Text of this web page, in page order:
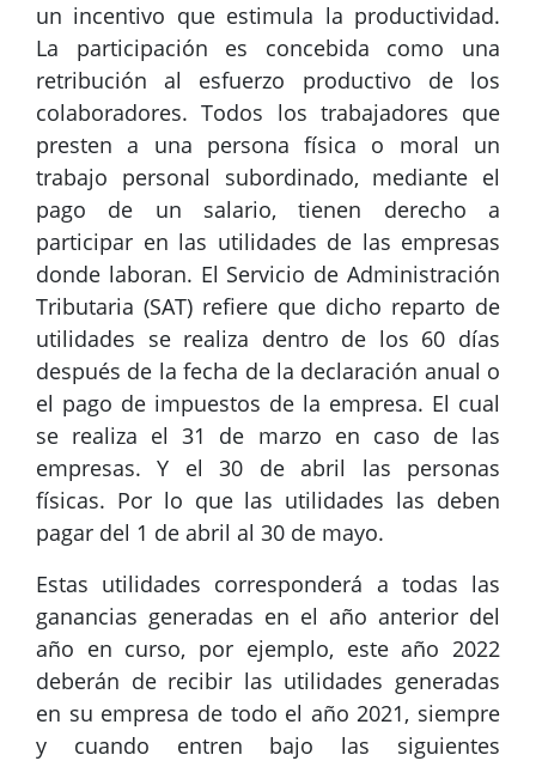
un incentivo que estimula la productividad.
La participación es concebida como una
retribución al esfuerzo productivo de los
colaboradores. Todos los trabajadores que
presten a una persona física o moral un
trabajo personal subordinado, mediante el
pago de un salario, tienen derecho a
participar en las utilidades de las empresas
donde laboran. El Servicio de Administración
Tributaria (SAT) refiere que dicho reparto de
utilidades se realiza dentro de los 60 días
después de la fecha de la declaración anual o
el pago de impuestos de la empresa. El cual
se realiza el 31 de marzo en caso de las
empresas. Y el 30 de abril las personas
físicas. Por lo que las utilidades las deben
pagar del 1 de abril al 30 de mayo.
Estas utilidades corresponderá a todas las
ganancias generadas en el año anterior del
año en curso, por ejemplo, este año 2022
deberán de recibir las utilidades generadas
en su empresa de todo el año 2021, siempre
y cuando entren bajo las siguientes